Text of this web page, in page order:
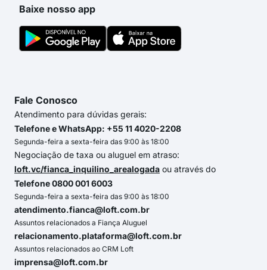
Baixe nosso app
Fale Conosco
Atendimento para dúvidas gerais:
Telefone e WhatsApp: +55 11 4020-2208
Segunda-feira a sexta-feira das 9:00 às 18:00
Negociação de taxa ou aluguel em atraso:
loft.vc/fianca_inquilino_arealogada ou através do
Telefone 0800 001 6003
Segunda-feira a sexta-feira das 9:00 às 18:00
atendimento.fianca@loft.com.br
Assuntos relacionados a Fiança Aluguel
relacionamento.plataforma@loft.com.br
Assuntos relacionados ao CRM Loft
imprensa@loft.com.br